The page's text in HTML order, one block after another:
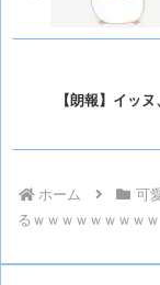
【朗報】イッ
ホーム 可
るｗｗｗｗｗｗｗｗｗ